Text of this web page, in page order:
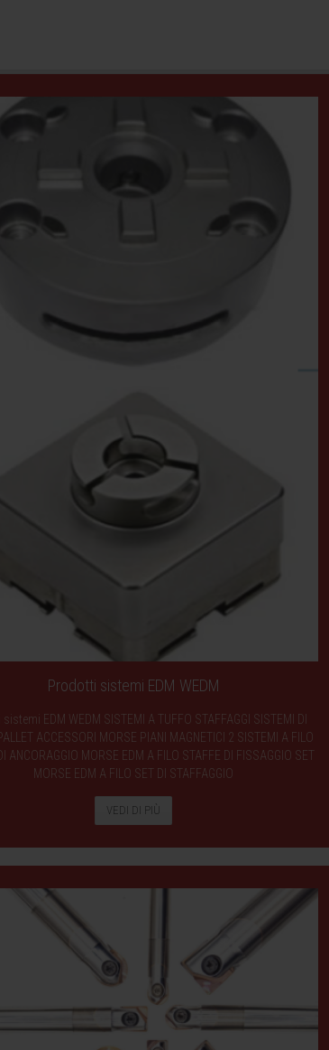
Prodotti sistemi EDM WEDM
EDM WEDM SISTEMI A TUFFO STAFFAGGI SISTEMI DI
ACCESSORI MORSE PIANI MAGNETICI 2 SISTEMI A FILO
ANCORAGGIO MORSE EDM A FILO STAFFE DI FISSAGGIO SET
MORSE EDM A FILO SET DI STAFFAGGIO
VEDI DI PIÙ